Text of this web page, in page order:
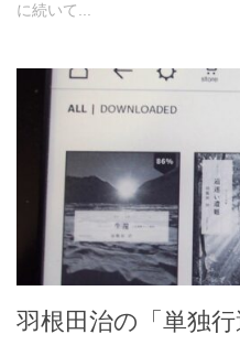
に続いて...
羽根田治の「単独